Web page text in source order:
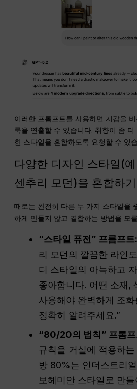
이러한 프롬프트를 사용하면 지갑을
룩을 연출할 수 있습니다. 취향이 좀
한 스타일을 혼합하도록 요청할 수 있
다양한 디자인 스타일(
센추리 모던)을 혼합하
때로는 완전히 다른 두 가지 스타일을
하게 만들지 않고 결합하는 방법을 모
“스타일 퓨전” 프롬프트:
리 모던의 깔끔한 라인
디 스타일의 아늑하고
좋아합니다. 어떤 소재,
사용해야 완벽하게 조
정확히 알려주세요.”
“80/20의 법칙” 프롬
규칙을 거실에 적용하
방 80%는 인더스트리
보헤미안 스타일로 만